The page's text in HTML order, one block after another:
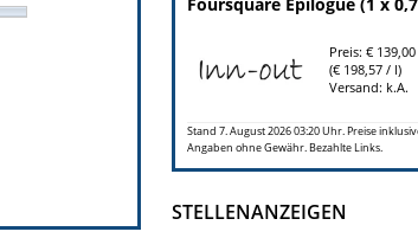
Foursquare Epilogue (1 x
Preis: € 139,00
(€ 198,57 / l)
Versand: k.A.
Stand 7. August 2026 03:20 Uhr. Preise
Angaben ohne Gewähr. Bezahlte Links.
STELLENANZEIGEN